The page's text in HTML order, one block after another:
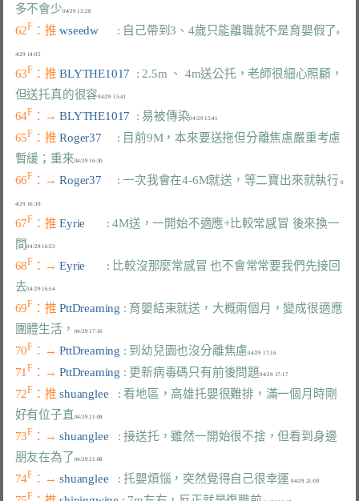
多不會少
04/29 13:28
62F ：推 wseedw : 自己帶到3、4歲只能離職就不是育嬰假了0
4/29 14:05
63F ：推 BLYTHE1017 : 2.5m 、 4m送公托，老師很細心照顧，
但送托真的很容
64F ：→ BLYTHE1017 : 易被傳染
65F ：推 Roger37 : 目前9M，本來要送拖但分離焦慮嚴重考慮
暫緩；重來
66F ：→ Roger37 : 一次我會在4-6M就送，等二寶出來就執行 0
4/29 16:30
67F ：推 Eyrie : 4M送，一開始不適應+比較常感冒 後來換一
間
68F ：→ Eyrie : 比較沒那麼常感冒 也不會常常要我們先接回
去
69F ：推 PttDreaming : 育嬰結束就送，大概兩個月，變成很適應
團體生活，
70F ：→ PttDreaming : 到幼兒園也沒分離焦慮 04/29 17:16
71F ：→ PttDreaming : 更新病毒碼只有前後問題 04/29 17:17
72F ：推 shuanglee : 看地區，高雄托嬰很難排，滿一個月時剛
好有位子直
73F ：→ shuanglee : 接送托，雖然一開始很不捨，但看到身邊
朋友在為了
74F ：→ shuanglee : 托嬰煩惱，突然覺得自己很幸運 04/29 21:08
F